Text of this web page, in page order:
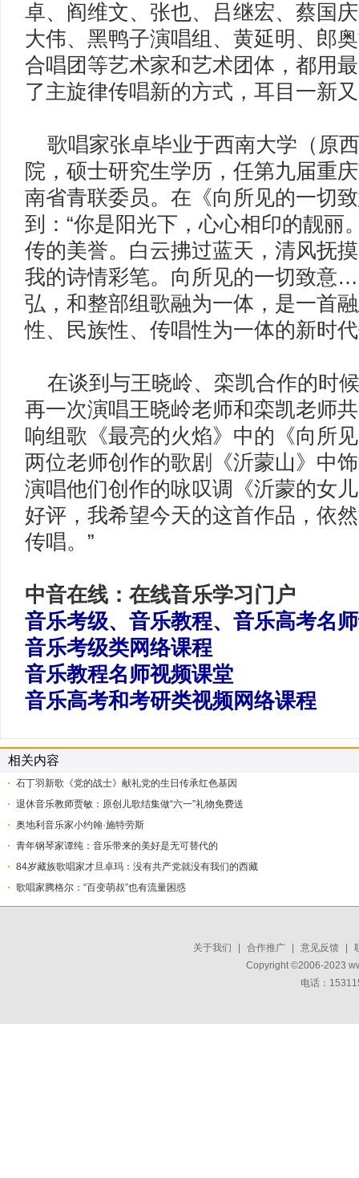
卓、阎维文、张也、吕继宏、蔡国
大伟、黑鸭子演唱组、黄延明、郎
合唱团等艺术家和艺术团体，都用
了主旋律传唱新的方式，耳目一新
歌唱家张卓毕业于西南大学（原
院，硕士研究生学历，任第九届重
南省青联委员。在《向所见的一切
到：“你是阳光下，心心相印的靓丽
传的美誉。白云拂过蓝天，清风抚
我的诗情彩笔。向所见的一切致意
弘，和整部组歌融为一体，是一首
性、民族性、传唱性为一体的新时
在谈到与王晓岭、栾凯合作的时
再一次演唱王晓岭老师和栾凯老师
响组歌《最亮的火焰》中的《向所
两位老师创作的歌剧《沂蒙山》中
演唱他们创作的咏叹调《沂蒙的女
好评，我希望今天的这首作品，依
传唱。”
中音在线：在线音乐学习门户
音乐考级、音乐教程、音乐高考名
音乐考级类网络课程
音乐教程名师视频课堂
音乐高考和考研类视频网络课程
相关内容
石丁羽新歌《党的战士》献礼党的生日传承红色基因
退休音乐教师贾敏：原创儿歌结集做“六一”礼物免费送
​奥地利音乐家小约翰·施特劳斯
青年钢琴家谭纯：音乐带来的美好是无可替代的
84岁藏族歌唱家才旦卓玛：没有共产党就没有我们的西藏
歌唱家腾格尔：“百变萌叔”也有流量困惑
关于我们 合作推广 意见反馈
Copyright ©2006-2023
电话：